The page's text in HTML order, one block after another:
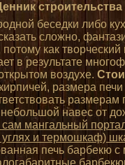
беседки либо
сложно,
как
в результате
воздухе.
размера
размерам
навес от
мангальный
углях и термошкаф)
печь барбекю с